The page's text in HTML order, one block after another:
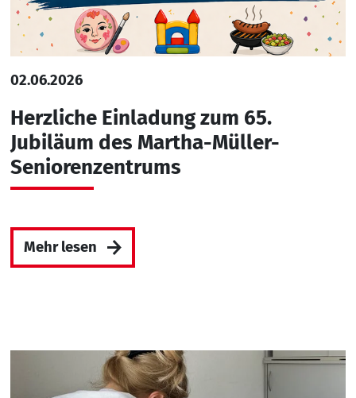
02.06.2026
Herzliche Einladung zum 65.
Jubiläum des Martha-Müller-
Seniorenzentrums
Mehr lesen